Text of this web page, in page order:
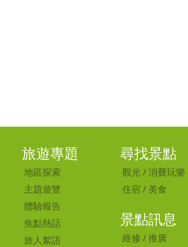
旅遊專題
地區探索
主題遊覽
體驗報告
焦點熱話
旅人絮語
尋找景點
觀光 /消費玩樂
住宿 / 美食
景點訊息
維修 /推廣